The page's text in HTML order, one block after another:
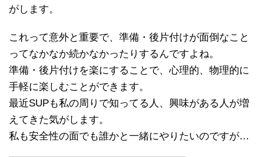
がします。
これって意外と重要で、準備・後片付けが面倒なこと
ってなかなか続かなかったりするんですよね。
準備・後片付けを楽にすることで、心理的、物理的に
手軽に楽しむことができます。
最近SUPも私の周りで知ってる人、興味がある人が増
えてきた気がします。
私も安全性の面でも誰かと一緒にやりたいのですが…